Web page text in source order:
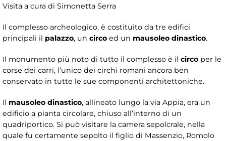
Visita a cura di Simonetta Serra
Il complesso archeologico, è costituito da tre edifici
principali il palazzo, un circo ed un mausoleo dinastico.
Il monumento più noto di tutto il complesso è il circo per le
corse dei carri, l’unico dei circhi romani ancora ben
conservato in tutte le sue componenti architettoniche.
Il mausoleo dinastico, allineato lungo la via Appia, era un
edificio a pianta circolare, chiuso all’interno di un
quadriportico. Si può visitare la camera sepolcrale, nella
quale fu certamente sepolto il figlio di Massenzio, Romolo